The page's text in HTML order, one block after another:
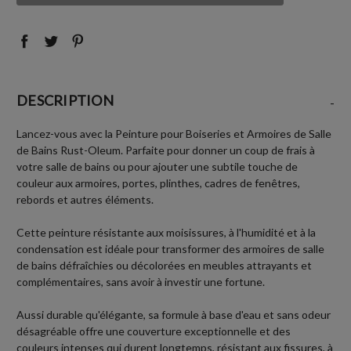
:
:
DESCRIPTION -
Lancez-vous avec la Peinture pour Boiseries et Armoires de Salle
de Bains Rust-Oleum. Parfaite pour donner un coup de frais à
votre salle de bains ou pour ajouter une subtile touche de
couleur aux armoires, portes, plinthes, cadres de fenêtres,
rebords et autres éléments.
Cette peinture résistante aux moisissures, à l'humidité et à la
condensation est idéale pour transformer des armoires de salle
de bains défraîchies ou décolorées en meubles attrayants et
complémentaires, sans avoir à investir une fortune.
Aussi durable qu'élégante, sa formule à base d'eau et sans odeur
désagréable offre une couverture exceptionnelle et des
couleurs intenses qui durent longtemps, résistant aux fissures, à